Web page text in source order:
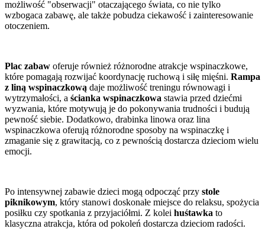
możliwość "obserwacji" otaczającego świata, co nie tylko
wzbogaca zabawę, ale także pobudza ciekawość i zainteresowanie
otoczeniem.
Plac zabaw oferuje również różnorodne atrakcje wspinaczkowe,
które pomagają rozwijać koordynację ruchową i siłę mięśni. Rampa
z liną wspinaczkową daje możliwość treningu równowagi i
wytrzymałości, a ścianka wspinaczkowa stawia przed dziećmi
wyzwania, które motywują je do pokonywania trudności i budują
pewność siebie. Dodatkowo, drabinka linowa oraz lina
wspinaczkowa oferują różnorodne sposoby na wspinaczkę i
zmaganie się z grawitacją, co z pewnością dostarcza dzieciom wielu
emocji.
Po intensywnej zabawie dzieci mogą odpocząć przy stole
piknikowym, który stanowi doskonałe miejsce do relaksu, spożycia
posiłku czy spotkania z przyjaciółmi. Z kolei huśtawka to
klasyczna atrakcja, która od pokoleń dostarcza dzieciom radości.